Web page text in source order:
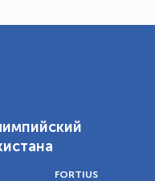
FORTIUS